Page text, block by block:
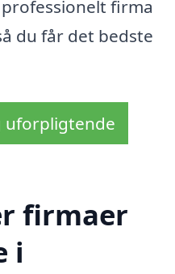
firma
du får det bedste
uforpligtende
firmaer
i